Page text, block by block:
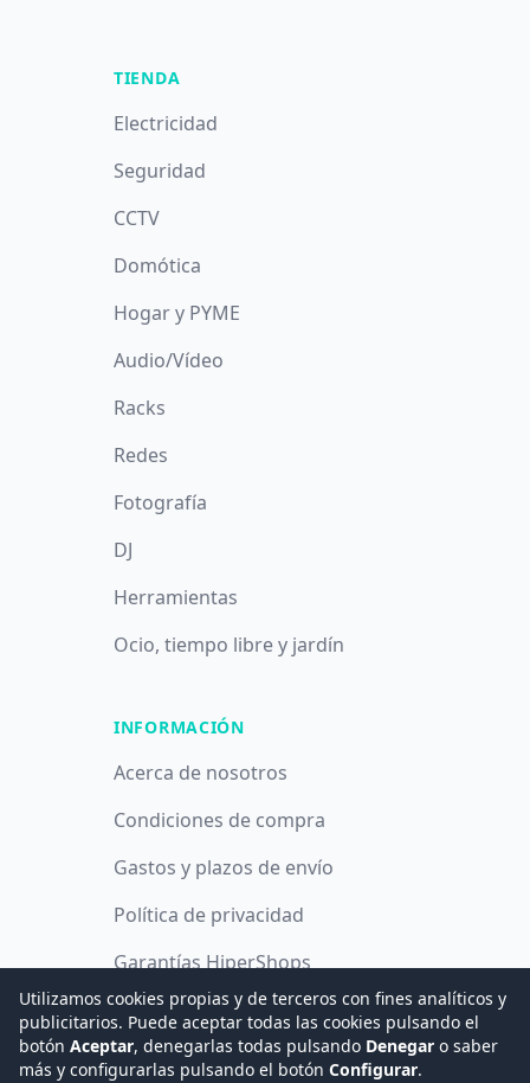
TIENDA
Electricidad
Seguridad
CCTV
Domótica
Hogar y PYME
Audio/Vídeo
Racks
Redes
Fotografía
DJ
Herramientas
Ocio, tiempo libre y jardín
INFORMACIÓN
Acerca de nosotros
Condiciones de compra
Gastos y plazos de envío
Política de privacidad
Garantías HiperShops
Política de cookies
Utilizamos cookies propias y de terceros con fines analíticos y
publicitarios. Puede aceptar todas las cookies pulsando el
botón Aceptar, denegarlas todas pulsando Denegar o saber
más y configurarlas pulsando el botón Configurar.